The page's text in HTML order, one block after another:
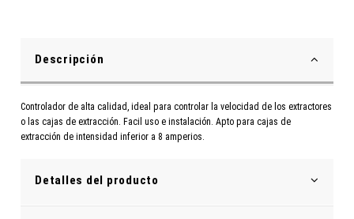
Descripción
Controlador de alta calidad, ideal para controlar la velocidad de los extractores
o las cajas de extracción. Facil uso e instalación. Apto para cajas de
extracción de intensidad inferior a 8 amperios.
Detalles del producto